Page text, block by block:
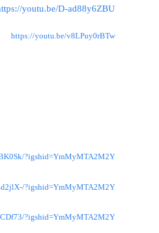
youtu.be/D-ad88y6ZBU
https://youtu.be/v8LPuy0rBTw
?igshid=YmMyMTA2M2Y=
?igshid=YmMyMTA2M2Y=
?igshid=YmMyMTA2M2Y=